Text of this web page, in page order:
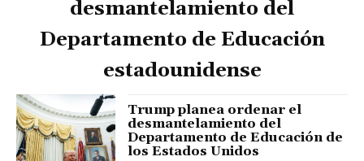
desmantelamiento del
Departamento de Educación
estadounidense
Trump planea ordenar el
desmantelamiento del
Departamento de Educación de
los Estados Unidos